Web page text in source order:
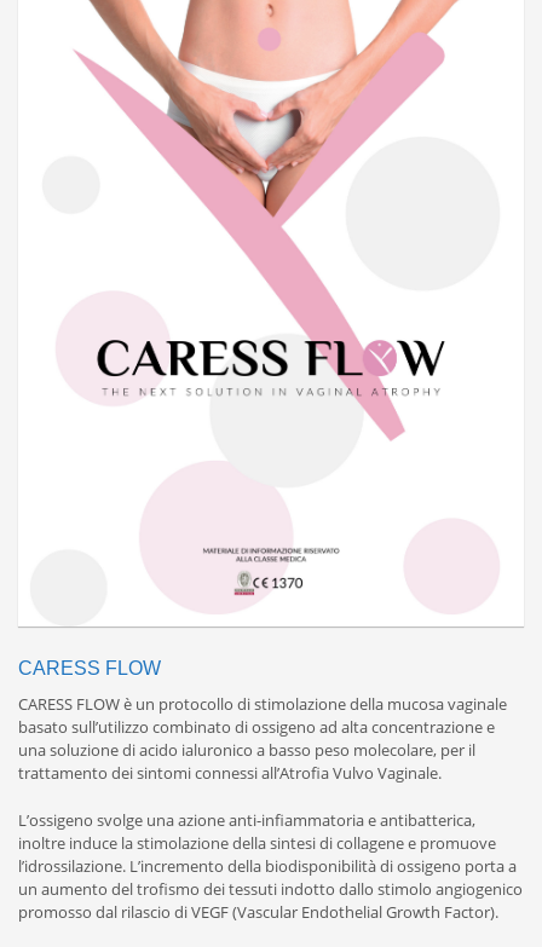
CARESS FLOW
CARESS FLOW è un protocollo di stimolazione della mucosa vaginale
basato sull’utilizzo combinato di ossigeno ad alta concentrazione e
una soluzione di acido ialuronico a basso peso molecolare, per il
trattamento dei sintomi connessi all’Atrofia Vulvo Vaginale.
L’ossigeno svolge una azione anti-infiammatoria e antibatterica,
inoltre induce la stimolazione della sintesi di collagene e promuove
l’idrossilazione. L’incremento della biodisponibilità di ossigeno porta a
un aumento del trofismo dei tessuti indotto dallo stimolo angiogenico
promosso dal rilascio di VEGF (Vascular Endothelial Growth Factor).